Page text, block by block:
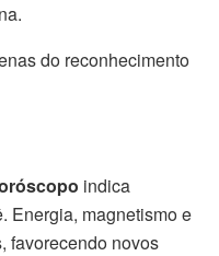
do reconhecimento
indica
Energia, magnetismo e
favorecendo novos